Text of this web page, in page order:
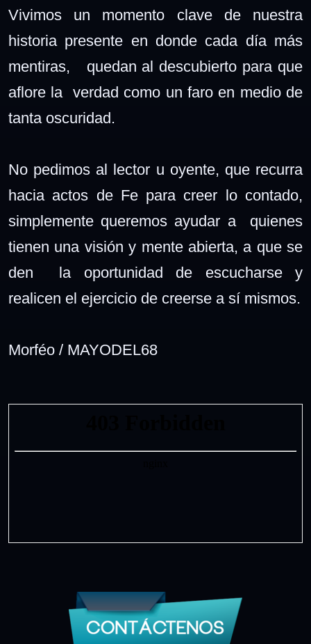
Vivimos un momento clave de nuestra
historia presente en donde cada día más
mentiras, quedan al descubierto para que
aflore la verdad como un faro en medio de
tanta oscuridad.
No pedimos al lector u oyente, que recurra
hacia actos de Fe para creer lo contado,
simplemente queremos ayudar a quienes
tienen una visión y mente abierta, a que se
den la oportunidad de escucharse y
realicen el ejercicio de creerse a sí mismos.
Morféo / MAYODEL68